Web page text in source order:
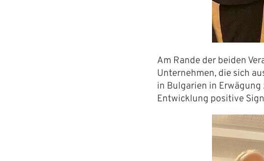
Am Rande der beiden
Unternehmen, die sich
in Bulgarien in
Entwicklung positive